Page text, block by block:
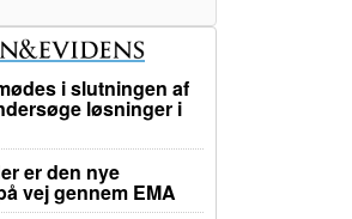
i slutningen af
løsninger i
er den nye
vej gennem EMA